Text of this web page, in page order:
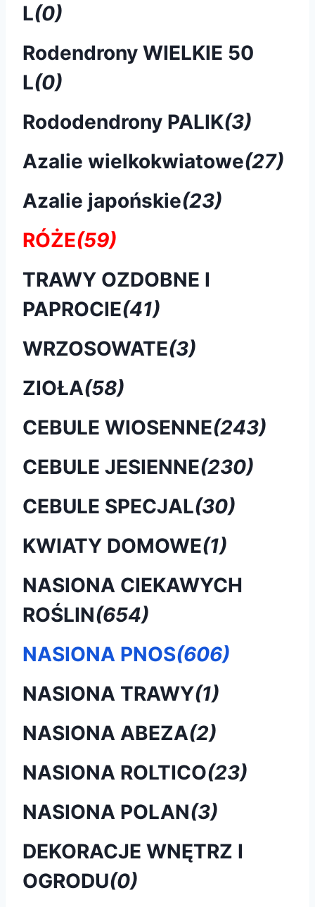
L(0)
Rodendrony WIELKIE 50
L(0)
Rododendrony PALIK(3)
Azalie wielkokwiatowe(27)
Azalie japońskie(23)
RÓŻE(59)
TRAWY OZDOBNE I
PAPROCIE(41)
WRZOSOWATE(3)
ZIOŁA(58)
CEBULE WIOSENNE(243)
CEBULE JESIENNE(230)
CEBULE SPECJAL(30)
KWIATY DOMOWE(1)
NASIONA CIEKAWYCH
ROŚLIN(654)
NASIONA PNOS(606)
NASIONA TRAWY(1)
NASIONA ABEZA(2)
NASIONA ROLTICO(23)
NASIONA POLAN(3)
DEKORACJE WNĘTRZ I
OGRODU(0)